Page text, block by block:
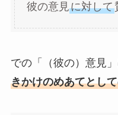
彼の意見に対して
での「（彼の）意見
きかけのめあてとし